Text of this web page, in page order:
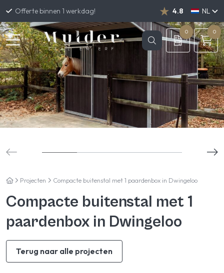
Offerte binnen 1 werkdag! 4.8
NL
DE
EN
0 0
Projecten Compacte buitenstal met 1 paardenbox in Dwingeloo
Compacte buitenstal met 1
paardenbox in Dwingeloo
Terug naar alle projecten